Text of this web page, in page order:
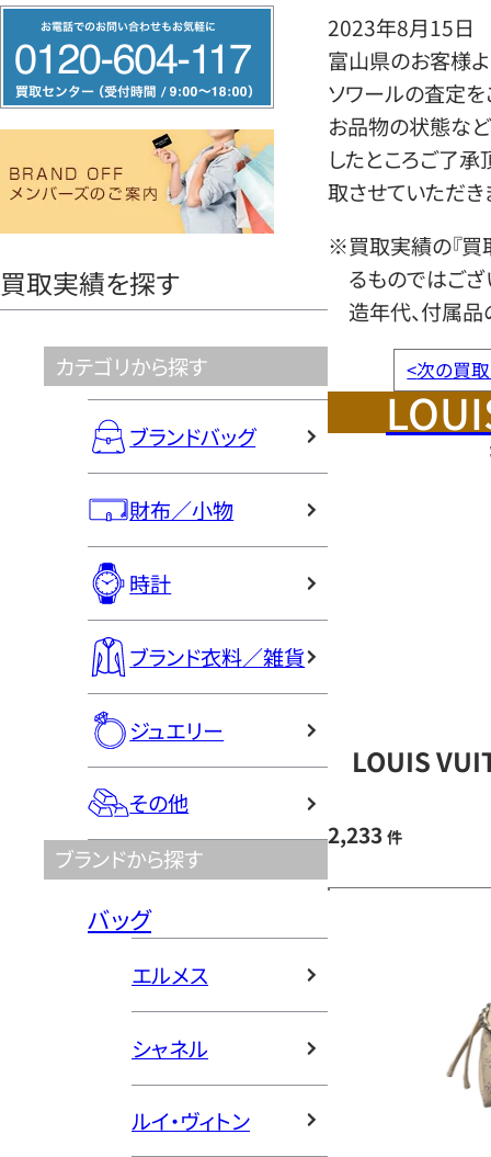
リ
ー
ヤ
買取実績を探す
カテゴリから探す
ブランドバッグ
財布／小物
時計
ブランド衣料／雑貨
ジュエリー
その他
ブランドから探す
バッグ
エルメス
シャネル
ルイ・ヴィトン
2023年8月15日
富山県のお客様よ
ソワールの査定を
お品物の状態など
したところご了
取させていただき
※買取実績の『買
るものではござ
造年代、付属品
<次の買
LOUIS
2,233 件